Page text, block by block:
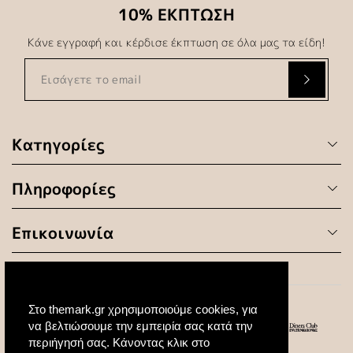
Στο themark.gr χρησιμοποιούμε cookies, για
να βελτιώσουμε την εμπειρία σας κατά την
περιήγησή σας. Κάνοντας κλικ στο
Κατηγορίες
Πληροφορίες
Επικοινωνία
10% ΕΚΠΤΩΣΗ
Κάνε εγγραφή και κέρδισε έκπτωση σε όλα μας τα είδη!